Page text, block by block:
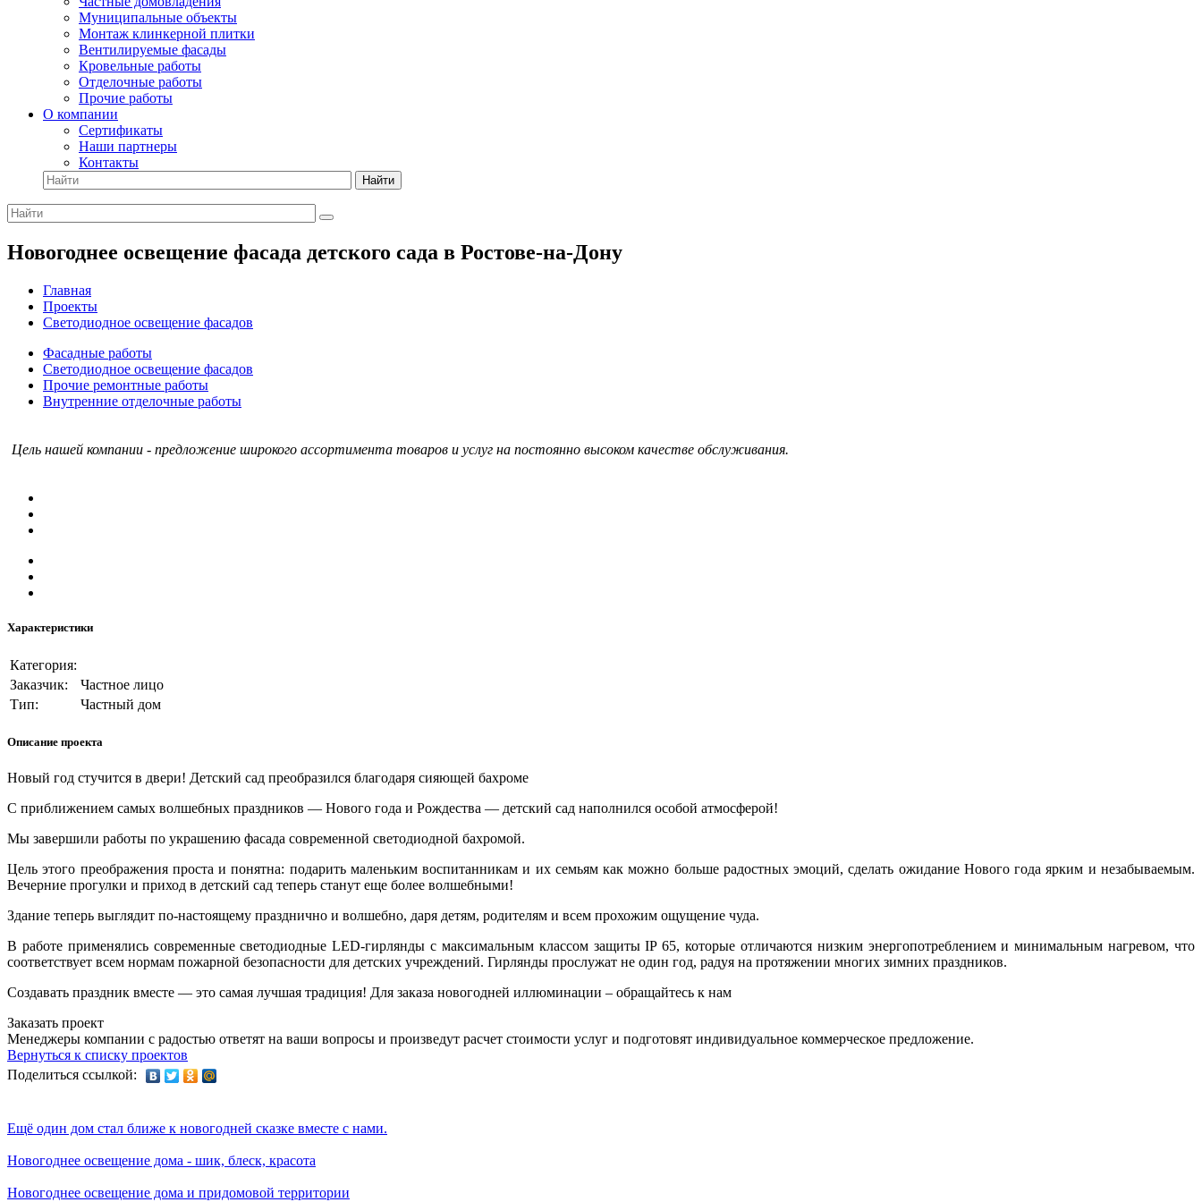
Муниципальные объекты
Монтаж клинкерной плитки
Вентилируемые фасады
Кровельные работы
Отделочные работы
Прочие работы
О компании
Сертификаты
Наши партнеры
Контакты
Найти
Новогоднее освещение фасада детского сада в Ростове-на-Дону
Главная
Проекты
Светодиодное освещение фасадов
Фасадные работы
Светодиодное освещение фасадов
Прочие ремонтные работы
Внутренние отделочные работы
Цель нашей компании - предложение широкого ассортимента товаров и услуг на постоянно высоком качестве обслуживания.
Характеристики
Категория:
Заказчик:
Частное лицо
Тип:
Частный дом
Описание проекта
Новый год стучится в двери! Детский сад преобразился благодаря сияющей бахроме
С приближением самых волшебных праздников — Нового года и Рождества — детский сад наполнился особой атмосферой!
Мы завершили работы по украшению фасада современной светодиодной бахромой.
Цель этого преображения проста и понятна: подарить маленьким воспитанникам и их семьям как можно больше радостных эмоций, сделать ожидание Нового года ярким и незабываемым.
Вечерние прогулки и приход в детский сад теперь станут еще более волшебными!
Здание теперь выглядит по-настоящему празднично и волшебно, даря детям, родителям и всем прохожим ощущение чуда.
В работе применялись современные светодиодные LED-гирлянды с максимальным классом защиты IP 65, которые отличаются низким энергопотреблением и минимальным нагревом, что
соответствует всем нормам пожарной безопасности для детских учреждений. Гирлянды прослужат не один год, радуя на протяжении многих зимних праздников.
Создавать праздник вместе — это самая лучшая традиция! Для заказа новогодней иллюминации – обращайтесь к нам
Заказать проект
Менеджеры компании с радостью ответят на ваши вопросы и произведут расчет стоимости услуг и подготовят индивидуальное коммерческое предложение.
Вернуться к списку проектов
Поделиться ссылкой:
Ещё один дом стал ближе к новогодней сказке вместе с нами.
Новогоднее освещение дома - шик, блеск, красота
Новогоднее освещение дома и придомовой территории